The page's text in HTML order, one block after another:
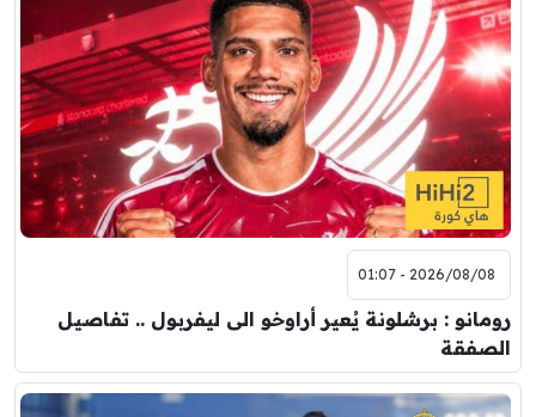
2026/08/08 - 01:07
رومانو : برشلونة يُعير أراوخو الى ليفربول .. تفاصيل
الصفقة